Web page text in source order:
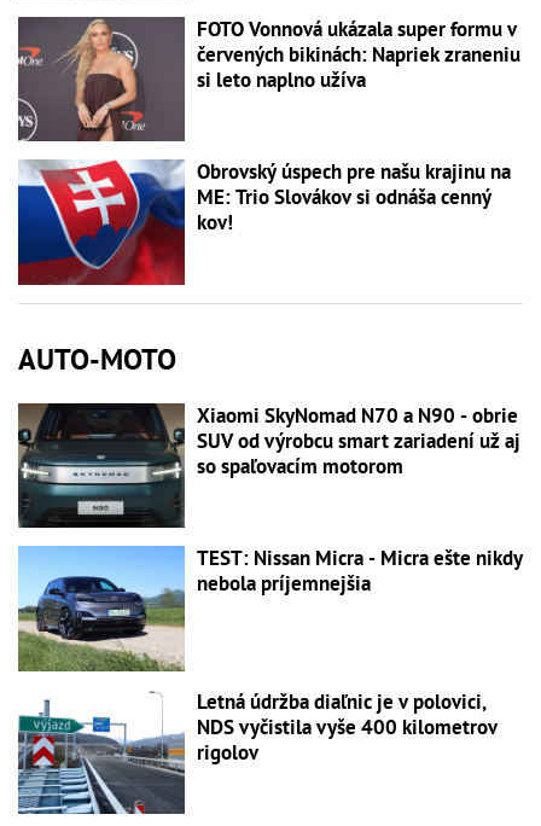
FOTO Vonnová ukázala super formu v
červených bikinách: Napriek zraneniu
si leto naplno užíva
Obrovský úspech pre našu krajinu na
ME: Trio Slovákov si odnáša cenný
kov!
AUTO-MOTO
Xiaomi SkyNomad N70 a N90 - obrie
SUV od výrobcu smart zariadení už aj
so spaľovacím motorom
TEST: Nissan Micra - Micra ešte nikdy
nebola príjemnejšia
Letná údržba diaľnic je v polovici,
NDS vyčistila vyše 400 kilometrov
rigolov